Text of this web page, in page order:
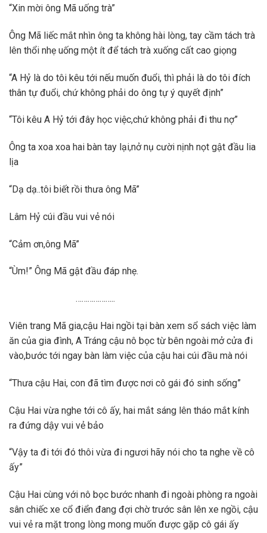
“Xin mời ông Mã uống trà”
Ông Mã liếc mắt nhìn ông ta không hài lòng, tay cầm tách trà
lên thổi nhẹ uống một ít để tách trà xuống cất cao giọng
“A Hỷ là do tôi kêu tới nếu muốn đuổi, thì phải là do tôi đích
thân tự đuổi, chứ không phải do ông tự ý quyết định”
“Tôi kêu A Hỷ tới đây học việc,chứ không phải đi thu nợ”
Ông ta xoa xoa hai bàn tay lại,nở nụ cười nịnh nọt gật đầu lia
lịa
“Dạ dạ..tôi biết rồi thưa ông Mã”
Lâm Hỷ cúi đầu vui vẻ nói
“Cảm ơn,ông Mã”
“Ùm!” Ông Mã gật đầu đáp nhẹ.
………………..
Viên trang Mã gia,cậu Hai ngồi tại bàn xem sổ sách việc làm
ăn của gia đình, A Tráng cậu nô bọc từ bên ngoài mở cửa đi
vào,bước tới ngay bàn làm việc của cậu hai cúi đầu mà nói
“Thưa cậu Hai, con đã tìm được nơi cô gái đó sinh sống”
Cậu Hai vừa nghe tới cô ấy, hai mắt sáng lên tháo mắt kính
ra đứng dậy vui vẻ bảo
“Vậy ta đi tới đó thôi vừa đi ngươi hãy nói cho ta nghe về cô
ấy”
Cậu Hai cùng với nô bọc bước nhanh đi ngoài phòng ra ngoài
sân chiếc xe cổ điển đang đợi chờ trước sân lên xe ngồi, cậu
vui vẻ ra mặt trong lòng mong muốn được gặp cô gái ấy